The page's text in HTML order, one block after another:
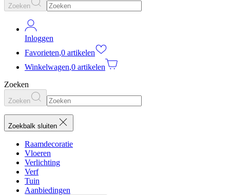
Zoeken
Inloggen
Favorieten,0 artikelen
Winkelwagen,0 artikelen
Zoeken
Zoeken
Zoekbalk sluiten
Raamdecoratie
Vloeren
Verlichting
Verf
Tuin
Aanbiedingen